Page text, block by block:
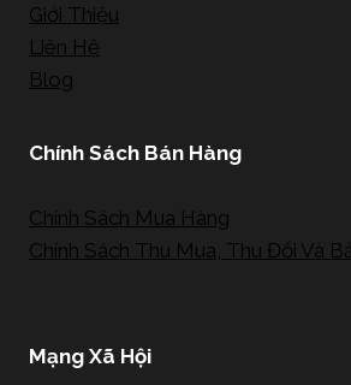
Giới Thiệu
Liên Hệ
Blog
Chính Sách Bán Hàng
Chính Sách Mua Hàng
Chính Sách Thu Mua, Thu Đổi Và
Mạng Xã Hội